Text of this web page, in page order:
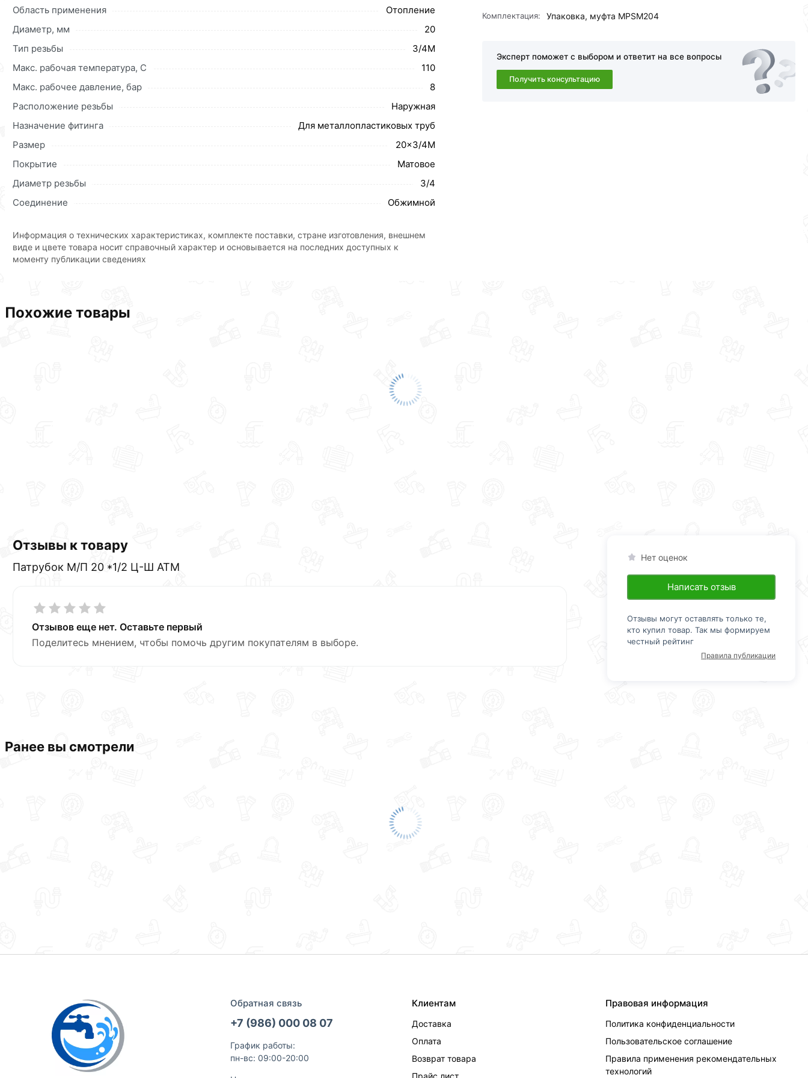
Для приобретения данной позиции, кликните мышкой
или нажмите на кнопку
Условия доставки и цены на товар Патрубок М/П 20 *1/2 Ц-Ш АТМ действительны в Москве и
области.
доставки или самовывоза.Перед оформлением онлайн заказа рекомендуем ознакомиться с
описанием, характеристиками и отзывами.
Данний товар от производителя
сертифицирован, соответствует всем стандартам качества. Возврат купленного товарa в течение 30 дней (наличие чека обязательно).
Область применения
Отопление
Диаметр, мм
20
Тип резьбы
3/4M
Макс. рабочая температура, C
110
Макс. рабочее давление, бар
8
Расположение резьбы
Наружная
Назначение фитинга
Для металлопластиковых труб
Размер
20x3/4M
Покрытие
Матовое
Диаметр резьбы
3/4
Соединение
Обжимной
Информация о технических характеристиках, комплекте поставки, стране изготовления, внешнем
виде и цвете товара носит справочный характер и основывается на последних доступных к
моменту публикации сведениях
Комплектация: Упаковка, муфта MPSM204
Эксперт поможет с выбором и ответит на все вопросы
Получить консультацию
Похожие товары
Отзывы к товару
Патрубок М/П 20 *1/2 Ц-Ш АТМ
Отзывов еще нет. Оставьте первый
Поделитесь мнением, чтобы помочь другим покупателям в выборе.
Нет оценок
Написать отзыв
Отзывы могут оставлять только те,
кто купил товар. Так мы формируем
честный рейтинг
Правила публикации
Ранее вы смотрели
Обратная связь
+7 (986) 000 08 07
График работы:
пн-вс: 09:00-20:00
Клиентам
Доставка
Оплата
Возврат товара
Прайс лист
Правовая информация
Политика конфиденциальности
Пользовательское соглашение
Правила применения рекомендательных
технологий